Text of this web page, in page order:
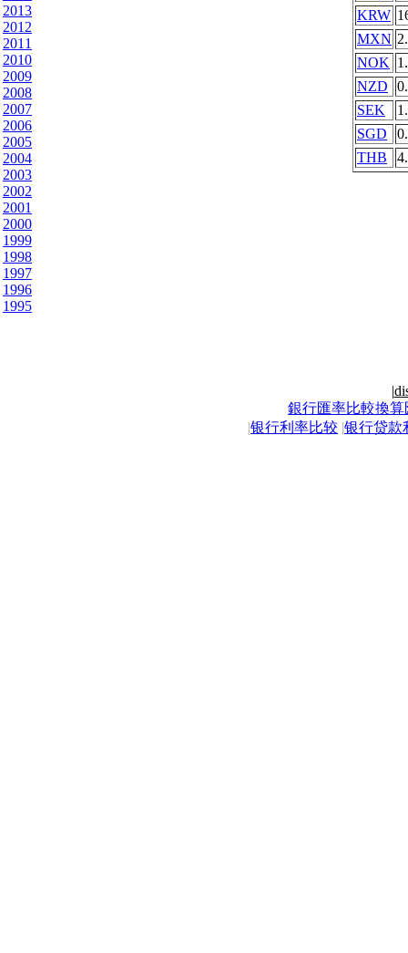
2013
2012
2011
2010
2009
2008
2007
2006
2005
2004
2003
2002
2001
2000
1999
1998
1997
1996
1995
KRW
MXN
NOK
NZD
SEK
SGD
THB
|
銀行匯率比較換算
|银行利率比较 |银行贷款